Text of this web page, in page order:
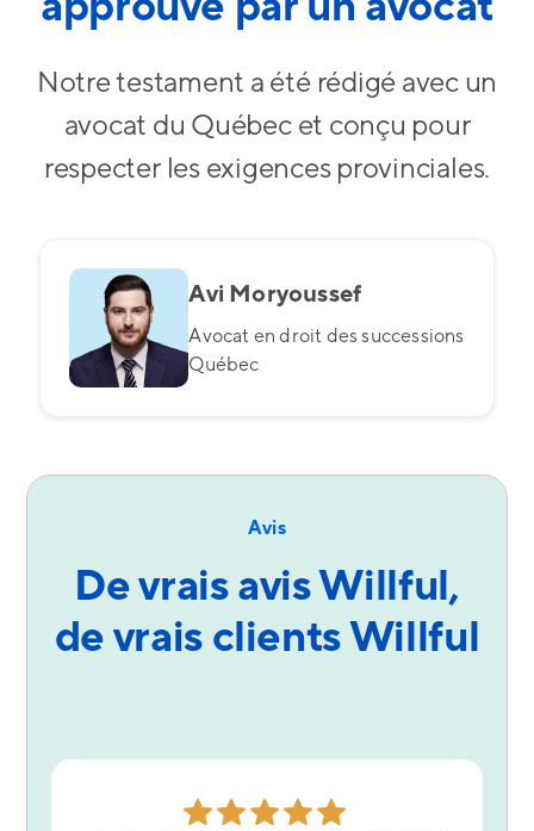
Notre testament a été rédigé avec un
avocat du Québec et conçu pour
respecter les exigences provinciales.
Avi Moryoussef
Avocat en droit des successions
Québec
Avis
De vrais avis Willful,
de vrais clients Willful